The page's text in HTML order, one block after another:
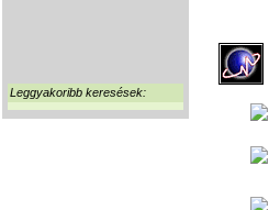
Leggyakoribb keresések: